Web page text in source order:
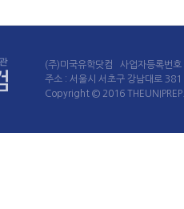
(주)미국유학닷컴 사업자등록번
주소 : 서울시 서초구 강남대로
Copyright © 2016